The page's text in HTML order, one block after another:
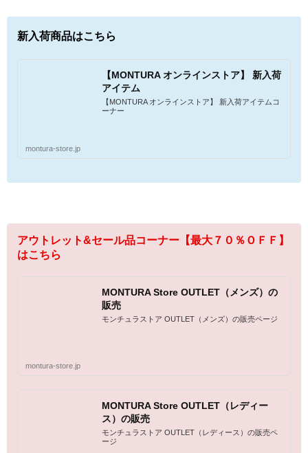
新入荷商品はこちら
【MONTURA オンラインストア】 新入荷
アイテム
【MONTURA オンラインストア】 新入荷アイテムコ
ーナー
montura-store.jp
アウトレット&セール品コーナー【最大７０％ＯＦＦ】
はこちら
MONTURA Store OUTLET（メンズ）の
販売
モンチュラストア OUTLET（メンズ）の販売ページ
montura-store.jp
MONTURA Store OUTLET（レディー
ス）の販売
モンチュラストア OUTLET（レディース）の販売ペ
ージ